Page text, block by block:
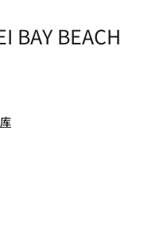
BAY BEACH